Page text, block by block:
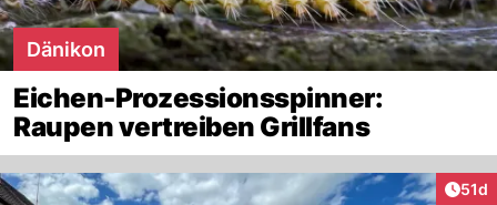
Dänikon
Eichen-Prozessionsspinner:
Raupen vertreiben Grillfans
51d